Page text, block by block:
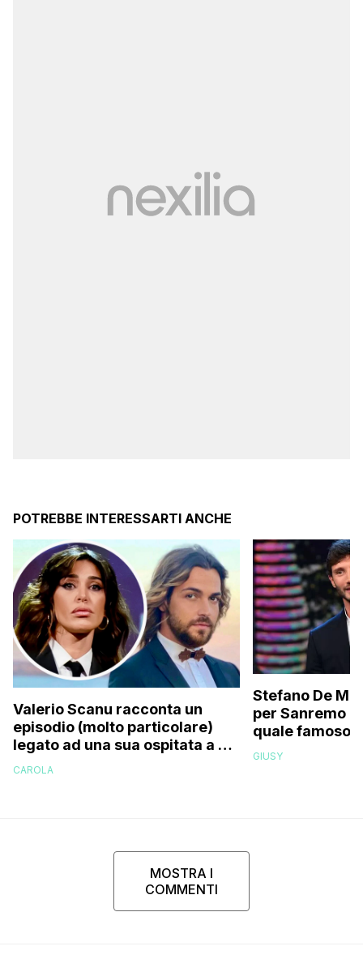
POTREBBE INTERESSARTI ANCHE
Valerio Scanu racconta un
episodio (molto particolare)
legato ad una sua ospitata a Le
Iene mai andata in onda: “Belen
CAROLA
Stefano De
per Sanremo
quale famoso
relativo
GIUSY
MOSTRA I
COMMENTI